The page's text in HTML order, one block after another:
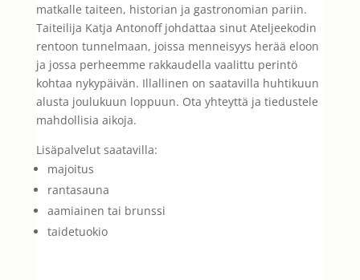
matkalle taiteen, historian ja gastronomian pariin.
Taiteilija Katja Antonoff johdattaa sinut Ateljeekodin
rentoon tunnelmaan, joissa menneisyys herää eloon
ja jossa perheemme rakkaudella vaalittu perintö
kohtaa nykypäivän. Illallinen on saatavilla huhtikuun
alusta joulukuun loppuun. Ota yhteyttä ja tiedustele
mahdollisia aikoja.
Lisäpalvelut saatavilla:
majoitus
rantasauna
aamiainen tai brunssi
taidetuokio